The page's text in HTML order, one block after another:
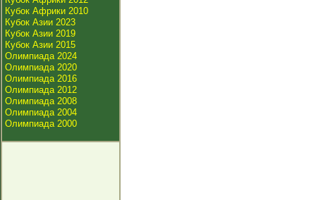
Кубок Африки 2010
Кубок Азии 2023
Кубок Азии 2019
Кубок Азии 2015
Олимпиада 2024
Олимпиада 2020
Олимпиада 2016
Олимпиада 2012
Олимпиада 2008
Олимпиада 2004
Олимпиада 2000